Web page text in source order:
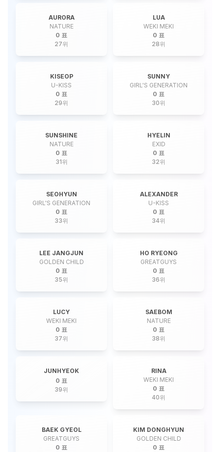
AURORA
NATURE
0 표
27위
LUA
WEKI MEKI
0 표
28위
KISEOP
U-KISS
0 표
29위
SUNNY
GIRL'S GENERATION
0 표
30위
SUNSHINE
NATURE
0 표
31위
HYELIN
EXID
0 표
32위
SEOHYUN
GIRL'S GENERATION
0 표
33위
ALEXANDER
U-KISS
0 표
34위
LEE JANGJUN
GOLDEN CHILD
0 표
35위
HO RYEONG
GREATGUYS
0 표
36위
LUCY
WEKI MEKI
0 표
37위
SAEBOM
NATURE
0 표
38위
JUNHYEOK
0 표
39위
RINA
WEKI MEKI
0 표
40위
BAEK GYEOL
GREATGUYS
0 표
KIM DONGHYUN
GOLDEN CHILD
0 표